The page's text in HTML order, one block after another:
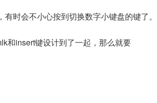
时会不小心按到切换数字小键盘的键了。
和insert键设计到了一起，那么就要